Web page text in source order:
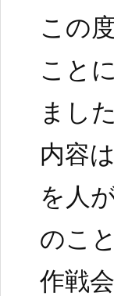
この
こと
ました
内容
を人
のこ
作戦